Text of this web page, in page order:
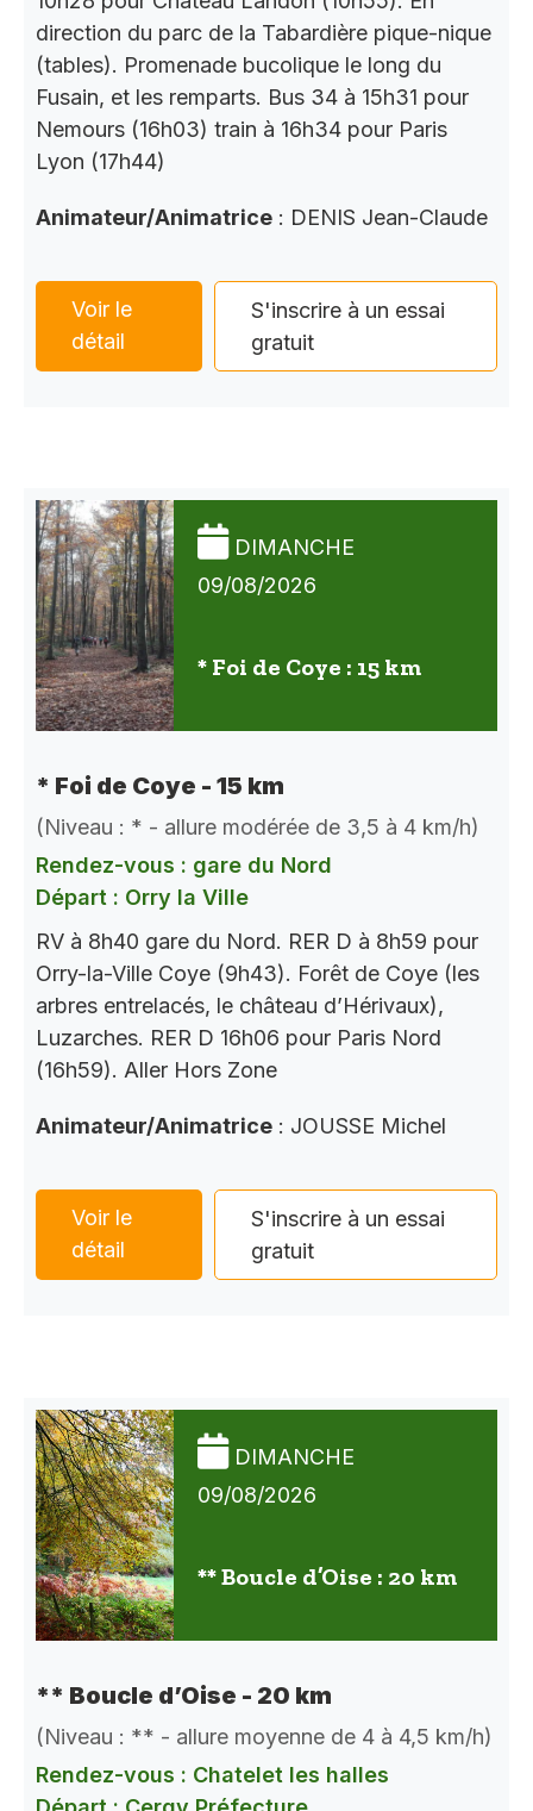
direction du parc de la Tabardière pique-nique
(tables). Promenade bucolique le long du
Fusain, et les remparts. Bus 34 à 15h31 pour
Nemours (16h03) train à 16h34 pour Paris
Lyon (17h44)
Animateur/Animatrice : DENIS Jean-Claude
Voir le
détail
S'inscrire à un essai
gratuit
DIMANCHE
09/08/2026
* Foi de Coye : 15 km
* Foi de Coye - 15 km
(Niveau : * - allure modérée de 3,5 à 4 km/h)
Rendez-vous : gare du Nord
Départ : Orry la Ville
RV à 8h40 gare du Nord. RER D à 8h59 pour
Orry-la-Ville Coye (9h43). Forêt de Coye (les
arbres entrelacés, le château d’Hérivaux),
Luzarches. RER D 16h06 pour Paris Nord
(16h59). Aller Hors Zone
Animateur/Animatrice : JOUSSE Michel
Voir le
détail
S'inscrire à un essai
gratuit
DIMANCHE
09/08/2026
** Boucle d’Oise : 20 km
** Boucle d’Oise - 20 km
(Niveau : ** - allure moyenne de 4 à 4,5 km/h)
Rendez-vous : Chatelet les halles